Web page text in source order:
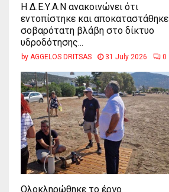
Η Δ.Ε.Υ.Α.Ν ανακοινώνει ότι
εντοπίστηκε και αποκαταστάθηκε
σοβαρότατη βλάβη στο δίκτυο
υδροδότησης...
by AGGELOS DRITSAS 31 July 2026 0
Ολοκληρώθηκε το έργο